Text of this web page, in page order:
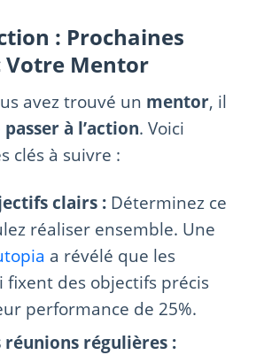
: Prochaines
Votre Mentor
avez trouvé un mentor, il
passer à l’action. Voici
clés à suivre :
clairs : Déterminez ce
réaliser ensemble. Une
a révélé que les
des objectifs précis
performance de 25%.
réunions régulières :